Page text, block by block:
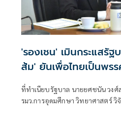
'รองเชน' เมินกระแสรัฐ
ส้ม' ยันเพื่อไทยเป็นพรร
แข็ง
ที่ทำเนียบรัฐบาล นายยศชนัน วงศ์
รมว.การอุดมศึกษา วิทยาศาสตร์ วิ